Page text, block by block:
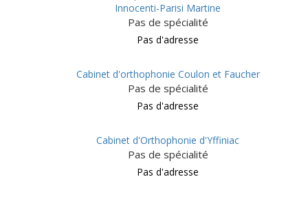
Innocenti-Parisi Martine
Pas de spécialité
Pas d'adresse
Cabinet d'orthophonie Coulon et Faucher
Pas de spécialité
Pas d'adresse
Cabinet d'Orthophonie d'Yffiniac
Pas de spécialité
Pas d'adresse